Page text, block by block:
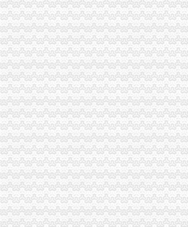
经开区局优化投资环境为“沃尔玛”重庆分公司注销上
大足局重庆分公司注销对91名农村个体经纪人实行备案
陈文渝副局长对江北局转段工作提出“抓住五个实，
市局广泛征求各界对“守合同重信用”企业考评活动的
梁平局化秋季农资市重庆注销税务场监管
周朝东局代办注销分公司长到江津局调研工作
市局机关召开“执政为民、服务发展”代理注销分公司
陈速副局代理注销分公司长到江北局检查节日安全生
经开区工商分局化措施切实净化广告市重庆注销分公司
永川工商局加对旅游市重庆注销税务场秩序监管
市代办注销分公司局单衍华副局长参加石柱局国庆晚
单衍华副局长到璧山检查节日市分公司营业执照注销
全市分公司营业执照注销工商系统基层建设和人才工
市委副书记邢元敏率队到市局调研“执政为民、服务
重庆公司注销
重庆渝师事务所有限公司,主营：代办税务登记,变更,
重庆市发展和改革委员会关于撤销《关于重庆福祥化
原告陈天才诉被告重庆市增福煤业有限公司五一煤矿